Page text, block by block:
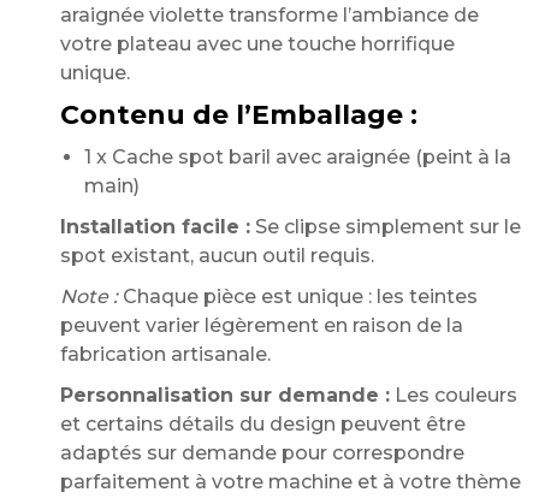
araignée violette transforme l’ambiance de
votre plateau avec une touche horrifique
unique.
Contenu de l’Emballage :
1 x Cache spot baril avec araignée (peint à la
main)
Installation facile : Se clipse simplement sur le
spot existant, aucun outil requis.
Note :Chaque pièce est unique : les teintes
peuvent varier légèrement en raison de la
fabrication artisanale.
Personnalisation sur demande : Les couleurs
et certains détails du design peuvent être
adaptés sur demande pour correspondre
parfaitement à votre machine et à votre thème